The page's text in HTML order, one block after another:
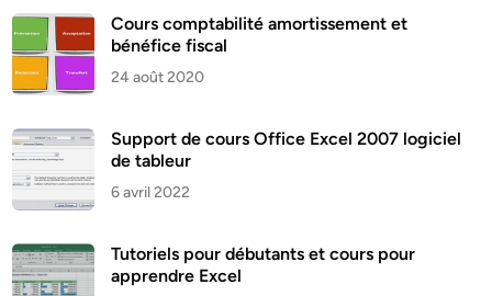
Cours comptabilité amortissement et
bénéfice fiscal
24 août 2020
Support de cours Office Excel 2007 logiciel
de tableur
6 avril 2022
Tutoriels pour débutants et cours pour
apprendre Excel